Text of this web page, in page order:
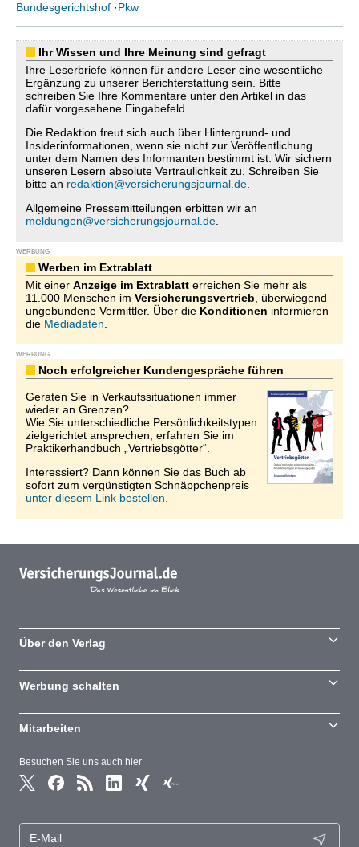
Bundesgerichtshof ·Pkw
Ihr Wissen und Ihre Meinung sind gefragt
Ihre Leserbriefe können für andere Leser eine wesentliche
Ergänzung zu unserer Berichterstattung sein. Bitte
schreiben Sie Ihre Kommentare unter den Artikel in das
dafür vorgesehene Eingabefeld.
Die Redaktion freut sich auch über Hintergrund- und
Insiderinformationen, wenn sie nicht zur Veröffentlichung
unter dem Namen des Informanten bestimmt ist. Wir sichern
unseren Lesern absolute Vertraulichkeit zu. Schreiben Sie
bitte an redaktion@versicherungsjournal.de
Allgemeine Pressemitteilungen erbitten wir an
meldungen@versicherungsjournal.de
WERBUNG
Werben im Extrablatt
Mit einer Anzeige im Extrablatt erreichen Sie mehr als
11.000 Menschen im Versicherungsvertrieb , überwiegend
ungebundene Vermittler. Über die Konditionen informieren
die Mediadaten
WERBUNG
Noch erfolgreicher Kundengespräche führen
Geraten Sie in Verkaufssituationen immer
wieder an Grenzen?
Wie Sie unterschiedliche Persönlichkeitstypen
zielgerichtet ansprechen, erfahren Sie im
Praktikerhandbuch „Vertriebsgötter“.
Interessiert? Dann können Sie das Buch ab
sofort zum vergünstigten Schnäppchenpreis
unter diesem Link bestellen.
Besuchen Sie uns auch hier
Über den Verlag
Werbung schalten
Mitarbeiten